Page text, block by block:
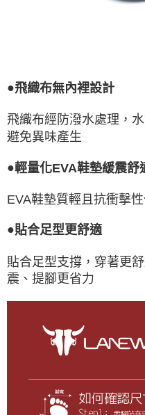
●飛織布無內裡設計
飛織布經防潑水處理，
避免異味產生
●輕量化EVA鞋墊緩震舒
EVA鞋墊質輕且抗衝擊
●貼合足型更舒適
貼合足型支撐，穿著更
震、提腳更省力